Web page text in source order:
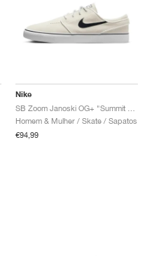
Nike
Homem & Mulher / Skate / Sapatos
€94,99